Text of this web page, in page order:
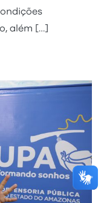
além […]